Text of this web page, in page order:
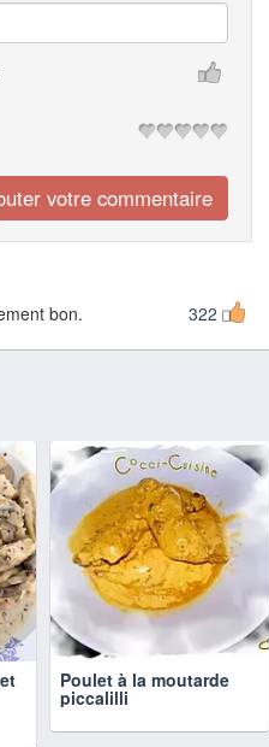
322
bon.
Poulet à la moutarde
piccalilli